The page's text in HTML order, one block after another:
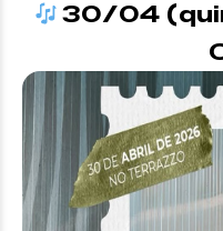
30/04